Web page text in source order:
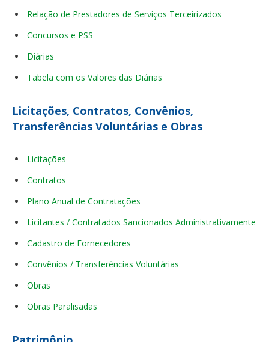
Relação de Prestadores de Serviços Terceirizados
Concursos e PSS
Diárias
Tabela com os Valores das Diárias
Licitações, Contratos, Convênios,
Transferências Voluntárias e Obras
Licitações
Contratos
Plano Anual de Contratações
Licitantes / Contratados Sancionados Administrativamente
Cadastro de Fornecedores
Convênios / Transferências Voluntárias
Obras
Obras Paralisadas